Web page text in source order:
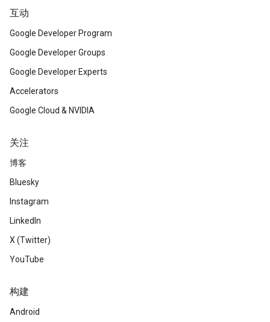
互动
Google Developer Program
Google Developer Groups
Google Developer Experts
Accelerators
Google Cloud & NVIDIA
关注
博客
Bluesky
Instagram
LinkedIn
X (Twitter)
YouTube
构建
Android